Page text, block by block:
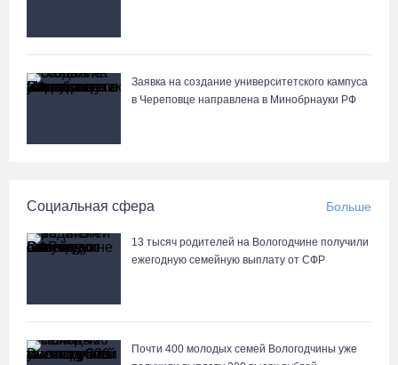
Заявка на создание университетского кампуса
в Череповце направлена в Минобрнауки РФ
Социальная сфера Больше
13 тысяч родителей на Вологодчине получили
ежегодную семейную выплату от СФР
Почти 400 молодых семей Вологодчины уже